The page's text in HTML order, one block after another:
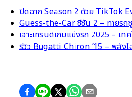
ปิดฉาก Season 2 ด้วย TikTok
Guess-the-Car ซีซัน 2 – ทายรถ
เจาะเทรนด์เกมแข่งรถ 2025 – เ
รีวิว Bugatti Chiron ’15 – พลัง